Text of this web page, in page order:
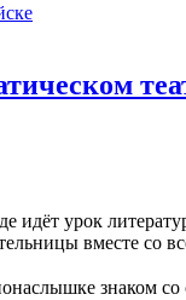
урок
вместе со
знаком